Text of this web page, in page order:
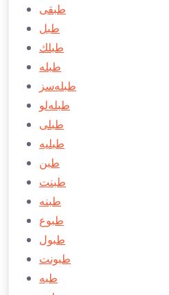
طبقی
طبل
طبلك
طبله
طبله‌سز
طبله‌لو
طبلی
طبليه
طبن
طبنت
طبنه
طبوع
طبول
طبونت
طبه